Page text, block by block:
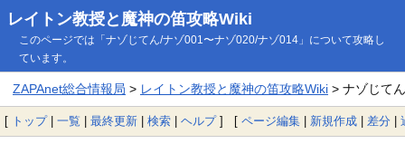
レイトン教授と魔神の笛攻略Wiki
このページでは「ナゾじてん/ナゾ001〜ナゾ020/ナゾ014」について攻略し
ています。
ZAPAnet総合情報局 > レイトン教授と魔神の笛攻略Wiki> ナゾじて
[ トップ| 一覧 | 最終更新 | 検索 | ヘルプ] [ ページ編集 | 新規作成 | 差分 |